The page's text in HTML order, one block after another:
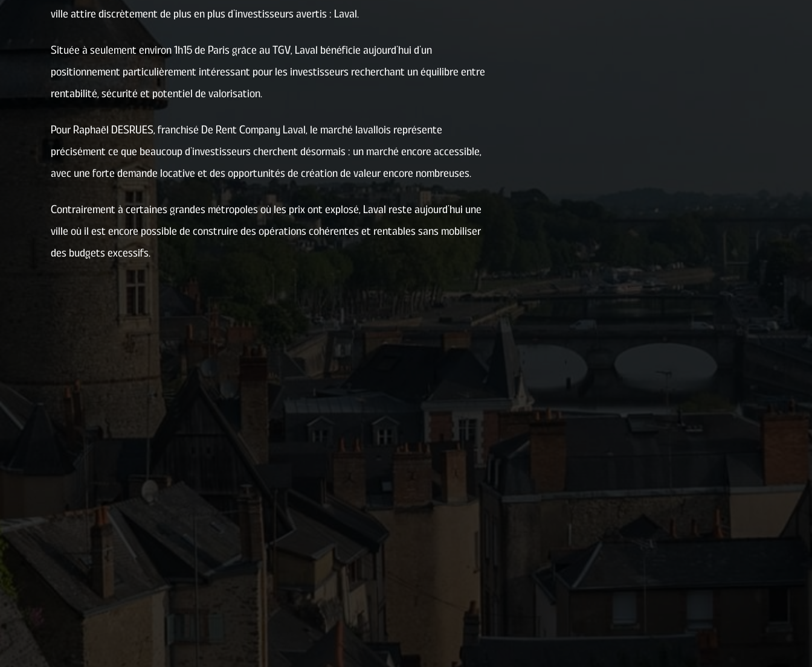
ville attire discrètement de plus en plus d’investisseurs avertis : Laval.
Située à seulement environ 1h15 de Paris grâce au TGV, Laval bénéficie aujourd’hui d’un
positionnement particulièrement intéressant pour les investisseurs recherchant un équilibre entre
rentabilité, sécurité et potentiel de valorisation.
Pour Raphaël DESRUES, franchisé De Rent Company Laval, le marché lavallois représente
précisément ce que beaucoup d’investisseurs cherchent désormais : un marché encore accessible,
avec une forte demande locative et des opportunités de création de valeur encore nombreuses.
Contrairement à certaines grandes métropoles où les prix ont explosé, Laval reste aujourd’hui une
ville où il est encore possible de construire des opérations cohérentes et rentables sans mobiliser
des budgets excessifs.